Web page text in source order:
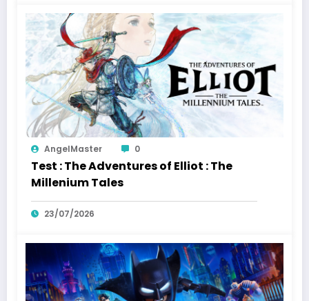
AngelMaster 0
Test : The Adventures of Elliot : The
Millenium Tales
23/07/2026